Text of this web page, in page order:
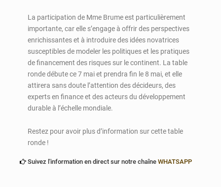
La participation de Mme Brume est particulièrement
importante, car elle s’engage à offrir des perspectives
enrichissantes et à introduire des idées novatrices
susceptibles de modeler les politiques et les pratiques
de financement des risques sur le continent. La table
ronde débute ce 7 mai et prendra fin le 8 mai, et elle
attirera sans doute l’attention des décideurs, des
experts en finance et des acteurs du développement
durable à l’échelle mondiale.
Restez pour avoir plus d’information sur cette table
ronde !
Suivez l'information en direct sur notre chaîne WHATSAPP